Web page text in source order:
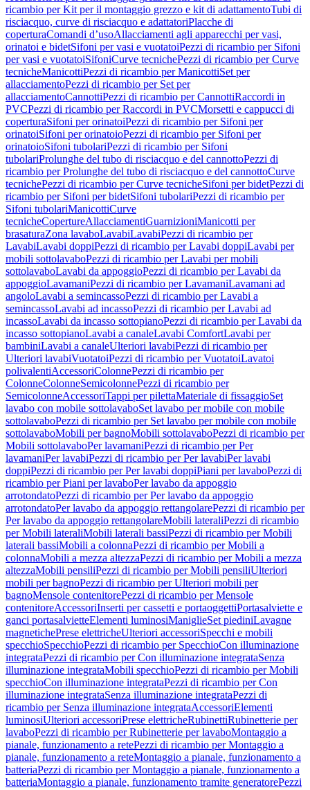
ricambio per Kit per il montaggio grezzo e kit di adattamentoTubi di
risciacquo, curve di risciacquo e adattatoriPlacche di
coperturaComandi d’usoAllacciamenti agli apparecchi per vasi,
orinatoi e bidetSifoni per vasi e vuotatoiPezzi di ricambio per Sifoni
per vasi e vuotatoiSifoniCurve tecnichePezzi di ricambio per Curve
tecnicheManicottiPezzi di ricambio per ManicottiSet per
allacciamentoPezzi di ricambio per Set per
allacciamentoCannottiPezzi di ricambio per CannottiRaccordi in
PVCPezzi di ricambio per Raccordi in PVCMorsetti e cappucci di
coperturaSifoni per orinatoiPezzi di ricambio per Sifoni per
orinatoiSifoni per orinatoioPezzi di ricambio per Sifoni per
orinatoioSifoni tubolariPezzi di ricambio per Sifoni
tubolariProlunghe del tubo di risciacquo e del cannottoPezzi di
ricambio per Prolunghe del tubo di risciacquo e del cannottoCurve
tecnichePezzi di ricambio per Curve tecnicheSifoni per bidetPezzi di
ricambio per Sifoni per bidetSifoni tubolariPezzi di ricambio per
Sifoni tubolariManicottiCurve
tecnicheCopertureAllacciamentiGuarnizioniManicotti per
brasaturaZona lavaboLavabiLavabiPezzi di ricambio per
LavabiLavabi doppiPezzi di ricambio per Lavabi doppiLavabi per
mobili sottolavaboPezzi di ricambio per Lavabi per mobili
sottolavaboLavabi da appoggioPezzi di ricambio per Lavabi da
appoggioLavamaniPezzi di ricambio per LavamaniLavamani ad
angoloLavabi a semincassoPezzi di ricambio per Lavabi a
semincassoLavabi ad incassoPezzi di ricambio per Lavabi ad
incassoLavabi da incasso sottopianoPezzi di ricambio per Lavabi da
incasso sottopianoLavabi a canaleLavabi ComfortLavabi per
bambiniLavabi a canaleUlteriori lavabiPezzi di ricambio per
Ulteriori lavabiVuotatoiPezzi di ricambio per VuotatoiLavatoi
polivalentiAccessoriColonnePezzi di ricambio per
ColonneColonneSemicolonnePezzi di ricambio per
SemicolonneAccessoriTappi per pilettaMateriale di fissaggioSet
lavabo con mobile sottolavaboSet lavabo per mobile con mobile
sottolavaboPezzi di ricambio per Set lavabo per mobile con mobile
sottolavaboMobili per bagnoMobili sottolavaboPezzi di ricambio per
Mobili sottolavaboPer lavamaniPezzi di ricambio per Per
lavamaniPer lavabiPezzi di ricambio per Per lavabiPer lavabi
doppiPezzi di ricambio per Per lavabi doppiPiani per lavaboPezzi di
ricambio per Piani per lavaboPer lavabo da appoggio
arrotondatoPezzi di ricambio per Per lavabo da appoggio
arrotondatoPer lavabo da appoggio rettangolarePezzi di ricambio per
Per lavabo da appoggio rettangolareMobili lateraliPezzi di ricambio
per Mobili lateraliMobili laterali bassiPezzi di ricambio per Mobili
laterali bassiMobili a colonnaPezzi di ricambio per Mobili a
colonnaMobili a mezza altezzaPezzi di ricambio per Mobili a mezza
altezzaMobili pensiliPezzi di ricambio per Mobili pensiliUlteriori
mobili per bagnoPezzi di ricambio per Ulteriori mobili per
bagnoMensole contenitorePezzi di ricambio per Mensole
contenitoreAccessoriInserti per cassetti e portaoggettiPortasalviette e
ganci portasalvietteElementi luminosiManiglieSet piediniLavagne
magnetichePrese elettricheUlteriori accessoriSpecchi e mobili
specchioSpecchioPezzi di ricambio per SpecchioCon illuminazione
integrataPezzi di ricambio per Con illuminazione integrataSenza
illuminazione integrataMobili specchioPezzi di ricambio per Mobili
specchioCon illuminazione integrataPezzi di ricambio per Con
illuminazione integrataSenza illuminazione integrataPezzi di
ricambio per Senza illuminazione integrataAccessoriElementi
luminosiUlteriori accessoriPrese elettricheRubinettiRubinetterie per
lavaboPezzi di ricambio per Rubinetterie per lavaboMontaggio a
pianale, funzionamento a retePezzi di ricambio per Montaggio a
pianale, funzionamento a reteMontaggio a pianale, funzionamento a
batteriaPezzi di ricambio per Montaggio a pianale, funzionamento a
batteriaMontaggio a pianale, funzionamento tramite generatorePezzi